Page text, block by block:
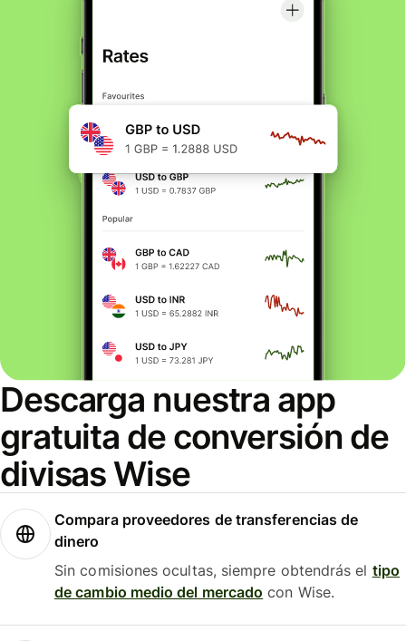
Descarga nuestra app
gratuita de conversión de
divisas Wise
Compara proveedores de transferencias de
dinero
Sin comisiones ocultas, siempre obtendrás el tipo
de cambio medio del mercado con Wise.